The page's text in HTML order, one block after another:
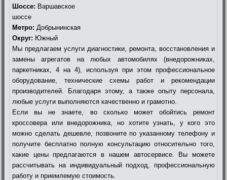
Шоссе: Варшавское
шоссе
Метро: Добрынинская
Округ: Южный
Мы предлагаем услуги диагностики, ремонта, восстановления и
замены агрегатов на любых автомобилях (внедорожниках,
паркетниках, 4 на 4), используя при этом профессиональное
оборудование, технические схемы работ и рекомендации
производителей. Благодаря этому, а также опыту персонала,
любые услуги выполняются качественно и грамотно.
Если вы не знаете, во сколько может обойтись ремонт
кроссовера или внедорожника, но хотите узнать, у кого это
можно сделать дешевле, позвоните по указанному телефону и
получите бесплатно полную консультацию относительно того,
какие цены предлагаются в нашем автосервисе. Вы можете
рассчитывать на индивидуальный подход, профессиональную
работу и приемлемую стоимость.